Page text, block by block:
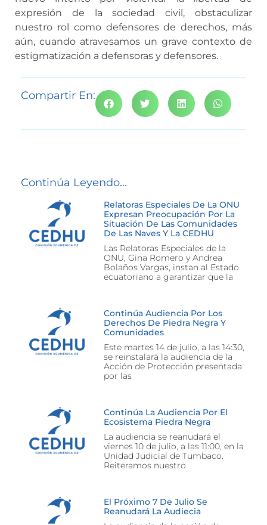
expresión de la sociedad civil, obstaculizar
nuestro rol como defensores de derechos, más
aún, cuando atravesamos un grave contexto de
estigmatización a defensoras y defensores.
Compartir En:
Continúa Leyendo...
Relatoras Especiales De La ONU
Expresan Preocupación Por La
Situación De Las Comunidades
De Las Naves Y La CEDHU
Las Relatoras Especiales de la
ONU, Gina Romero y Andrea
Bolaños Vargas, instan al Estado
ecuatoriano a garantizar que la
Continúa Audiencia Por Los
Derechos De Piedra Negra Y
Comunidades
Este martes 14 de julio, a las 14:30,
se reinstalará la audiencia de la
Acción de Protección presentada
por las
Continúa La Audiencia Por El
Ecosistema Piedra Negra
La audiencia se reanudará el
viernes 10 de julio, a las 11:00, en la
Unidad Judicial de Tumbaco.
Reiteramos nuestro
El Próximo 7 De Julio Se
Reanudará La Audiecia